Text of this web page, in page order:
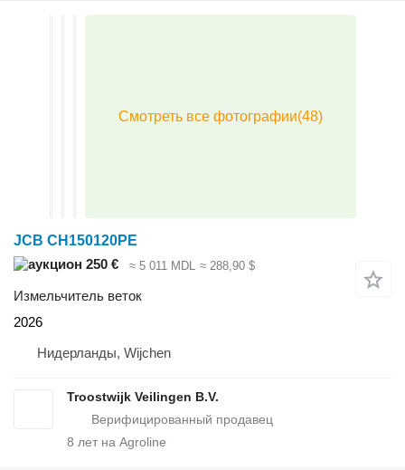
JCB CH150120PE
250 €
≈ 5 011 MDL ≈ 288,90 $
Измельчитель веток
2026
Нидерланды, Wijchen
Troostwijk Veilingen B.V.
8 лет на Agroline